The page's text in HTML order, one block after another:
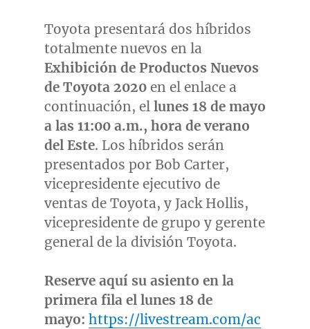
Toyota presentará dos híbridos
totalmente nuevos en la
Exhibición de Productos Nuevos
de Toyota 2020en el enlace a
continuación, el lunes 18 de mayo
a las 11:00 a.m., hora de verano
del Este. Los híbridos serán
presentados por Bob Carter,
vicepresidente ejecutivo de
ventas de Toyota, y Jack Hollis,
vicepresidente de grupo y gerente
general de la división Toyota.
Reserve aquí su asiento en la
primera fila el lunes 18 de
mayo: https://livestream.com/ac